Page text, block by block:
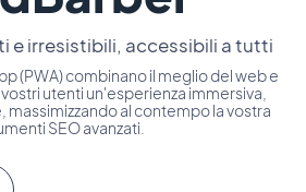
e irresistibili, accessibili a tutti
(PWA) combinano il meglio del web e
utenti un'esperienza immersiva,
al contempo la vostra
SEO avanzati.